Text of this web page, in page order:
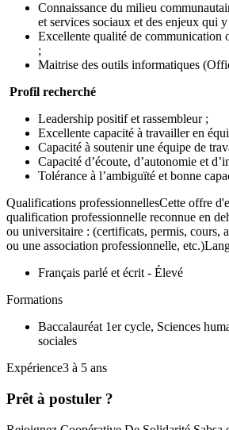
Connaissance du milieu
et services sociaux et des enjeux qui
Excellente qualité de communication
;
Maitrise des outils informatiques
Profil recherché
Leadership positif et rassembleur ;
Excellente capacité à travailler en
Capacité à soutenir une équipe de
Capacité d’écoute, d’autonomie et
Tolérance à l’ambiguïté et bonne
Qualifications professionnellesCette offre
qualification professionnelle reconnue en
ou universitaire : (certificats, permis, cours,
ou une association professionnelle,
Français parlé et écrit - Élevé
Formations
Baccalauréat 1er cycle, Sciences
sociales
Expérience3 à 5 ans
Prêt à postuler ?